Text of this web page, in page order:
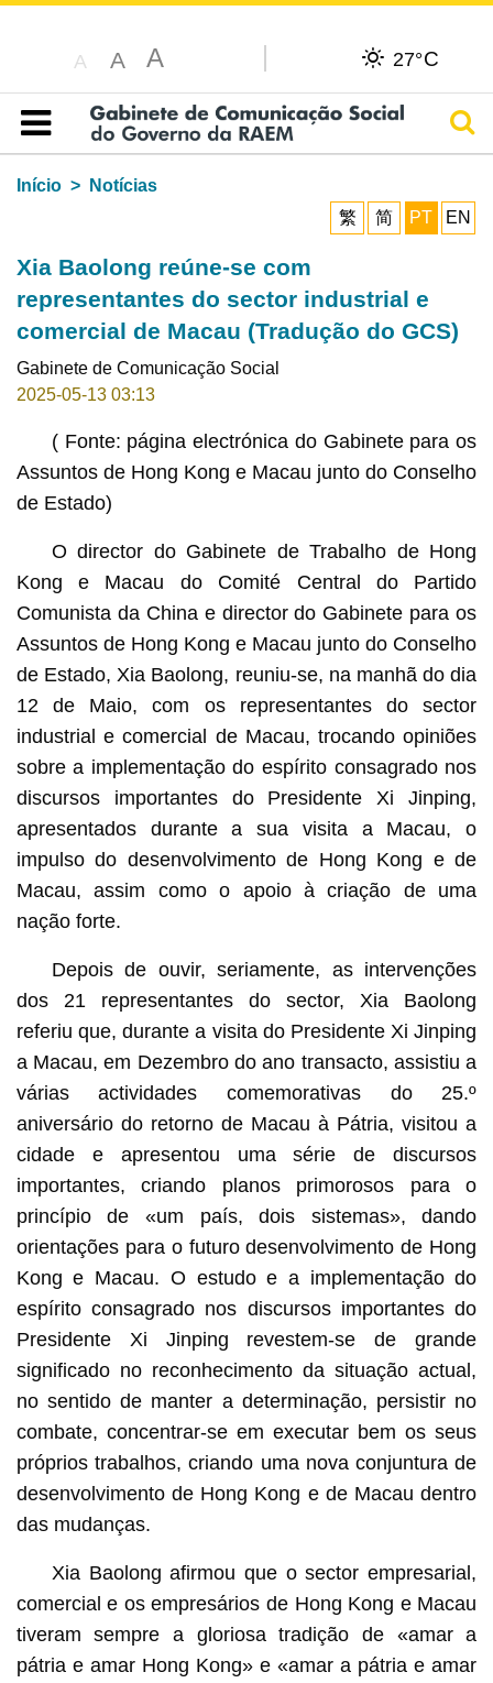
A A A 27°C
Índice
Início
Notícias
繁
简 PT EN
Xia Baolong reúne-se com
representantes do sector industrial e
comercial de Macau (Tradução do GCS)
Gabinete de Comunicação Social
2025-05-13 03:13
( Fonte: página electrónica do Gabinete para os
Assuntos de Hong Kong e Macau junto do Conselho
de Estado)
O director do Gabinete de Trabalho de Hong
Kong e Macau do Comité Central do Partido
Comunista da China e director do Gabinete para os
Assuntos de Hong Kong e Macau junto do Conselho
de Estado, Xia Baolong, reuniu-se, na manhã do dia
12 de Maio, com os representantes do sector
industrial e comercial de Macau, trocando opiniões
sobre a implementação do espírito consagrado nos
discursos importantes do Presidente Xi Jinping,
apresentados durante a sua visita a Macau, o
impulso do desenvolvimento de Hong Kong e de
Macau, assim como o apoio à criação de uma
nação forte.
Depois de ouvir, seriamente, as intervenções
dos 21 representantes do sector, Xia Baolong
referiu que, durante a visita do Presidente Xi Jinping
a Macau, em Dezembro do ano transacto, assistiu a
várias actividades comemorativas do 25.º
aniversário do retorno de Macau à Pátria, visitou a
cidade e apresentou uma série de discursos
importantes, criando planos primorosos para o
princípio de «um país, dois sistemas», dando
orientações para o futuro desenvolvimento de Hong
Kong e Macau. O estudo e a implementação do
espírito consagrado nos discursos importantes do
Presidente Xi Jinping revestem-se de grande
significado no reconhecimento da situação actual,
no sentido de manter a determinação, persistir no
combate, concentrar-se em executar bem os seus
próprios trabalhos, criando uma nova conjuntura de
desenvolvimento de Hong Kong e de Macau dentro
das mudanças.
Xia Baolong afirmou que o sector empresarial,
comercial e os empresários de Hong Kong e Macau
tiveram sempre a gloriosa tradição de «amar a
pátria e amar Hong Kong» e «amar a pátria e amar